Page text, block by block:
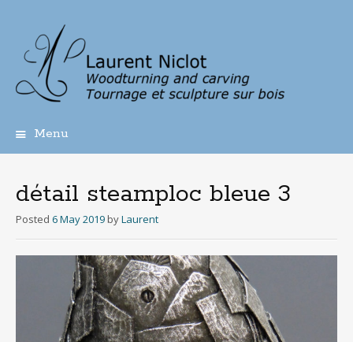
Menu
content
détail steamploc bleue 3
Posted 6 May 2019 byLaurent